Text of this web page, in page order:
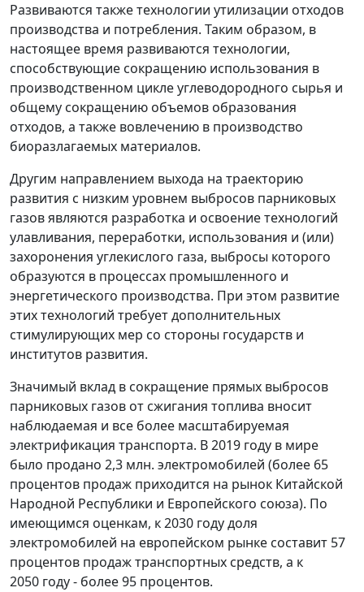
Развиваются также технологии утилизации отходов
производства и потребления. Таким образом, в
настоящее время развиваются технологии,
способствующие сокращению использования в
производственном цикле углеводородного сырья и
общему сокращению объемов образования
отходов, а также вовлечению в производство
биоразлагаемых материалов.
Другим направлением выхода на траекторию
развития с низким уровнем выбросов парниковых
газов являются разработка и освоение технологий
улавливания, переработки, использования и (или)
захоронения углекислого газа, выбросы которого
образуются в процессах промышленного и
энергетического производства. При этом развитие
этих технологий требует дополнительных
стимулирующих мер со стороны государств и
институтов развития.
Значимый вклад в сокращение прямых выбросов
парниковых газов от сжигания топлива вносит
наблюдаемая и все более масштабируемая
электрификация транспорта. В 2019 году в мире
было продано 2,3 млн. электромобилей (более 65
процентов продаж приходится на рынок Китайской
Народной Республики и Европейского союза). По
имеющимся оценкам, к 2030 году доля
электромобилей на европейском рынке составит 57
процентов продаж транспортных средств, а к
2050 году - более 95 процентов.